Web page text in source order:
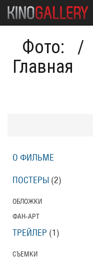
Фото:
Главная
/
О ФИЛЬМЕ
ПОСТЕРЫ (2)
ОБЛОЖКИ
ФАН-АРТ
ТРЕЙЛЕР (1)
СЪЕМКИ